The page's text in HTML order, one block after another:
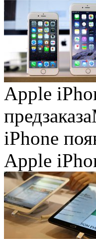
Apple
предзаказа
iPhone
Apple